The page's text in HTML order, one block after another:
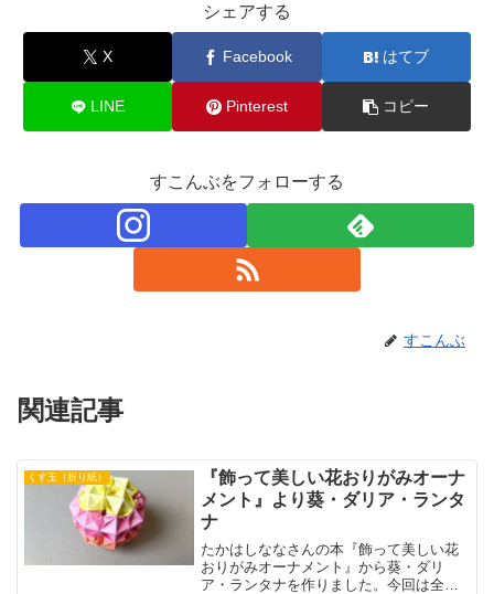
シェアする
X Facebook はてブ
LINE Pinterest コピー
すこんぶをフォローする
すこんぶ
関連記事
くす玉（折り紙）
『飾って美しい花おりがみオーナ
メント』より葵・ダリア・ランタ
ナ
たかはしななさんの本『飾って美しい花
おりがみオーナメント』から葵・ダリ
ア・ランタナを作りました。今回は全て